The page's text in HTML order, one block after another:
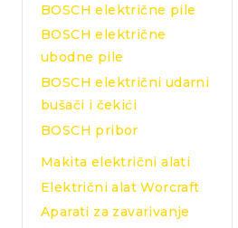
BOSCH električne pile
BOSCH električne
ubodne pile
BOSCH električni udarni
bušači i čekići
BOSCH pribor
Makita električni alati
Električni alat Worcraft
Aparati za zavarivanje